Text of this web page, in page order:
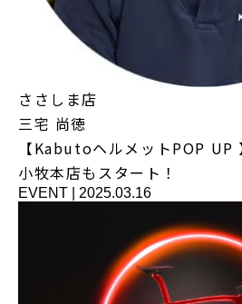
ささしま店
三宅 尚徳
【KabutoヘルメットPOP UP
小牧本店もスタート！
EVENT 2025.03.16